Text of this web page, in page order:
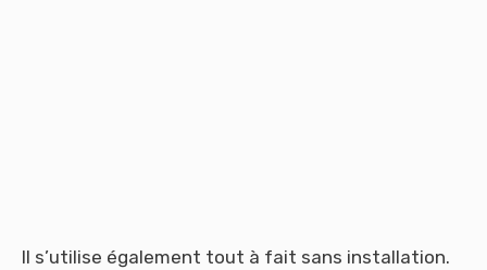
Il s’utilise également tout à fait sans installation.